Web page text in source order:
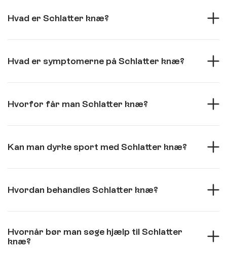
Hvad er Schlatter knæ?
Hvad er symptomerne på Schlatter knæ?
Hvorfor får man Schlatter knæ?
Kan man dyrke sport med Schlatter knæ?
Hvordan behandles Schlatter knæ?
Hvornår bør man søge hjælp til Schlatter
knæ?